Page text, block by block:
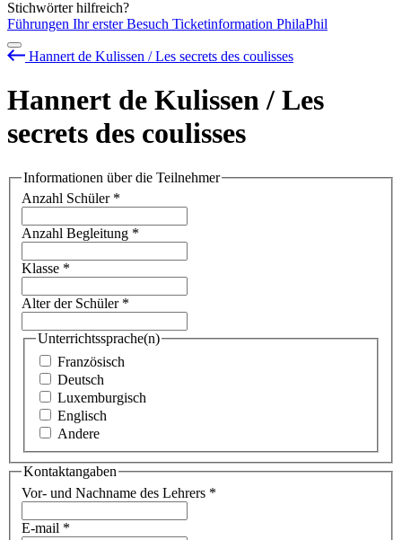
Stichwörter hilfreich?
Führungen Ihr erster Besuch Ticketinformation PhilaPhil
Hannert de Kulissen / Les secrets des coulisses
Hannert de Kulissen / Les
secrets des coulisses
Informationen über die Teilnehmer
Anzahl Schüler *
Anzahl Begleitung *
Klasse *
Alter der Schüler *
Unterrichtssprache(n)
Französisch
Deutsch
Luxemburgisch
Englisch
Andere
Kontaktangaben
Vor- und Nachname des Lehrers *
E-mail *